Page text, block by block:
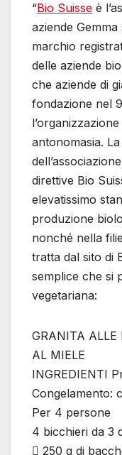
“Bio Suisse è
aziende
marchio
delle aziende
che aziende di
fondazione nel
antonomasia.
direttive Bio
elevatissimo
produzione
nonché nella
tratta dal sito di
semplice che si
vegetariana:
GRANITA ALLE
AL MIELE
INGREDIENTI
Congelamento:
Per 4 persone
4 bicchieri da 3
 250 g di